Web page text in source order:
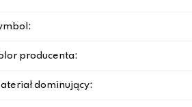
producenta:
dominujący: